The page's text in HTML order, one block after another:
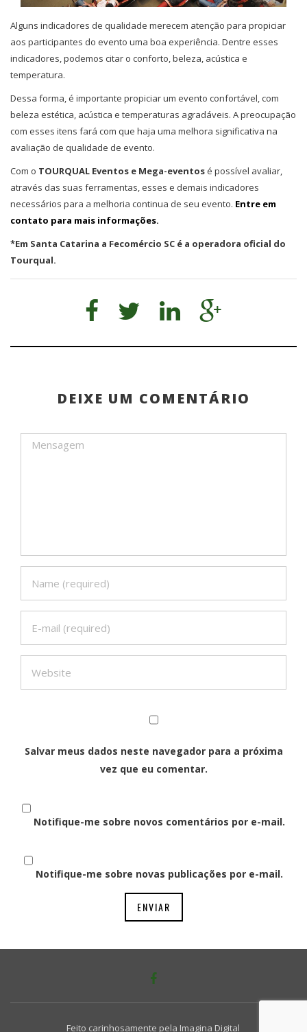
Alguns indicadores de qualidade merecem atenção para propiciar
aos participantes do evento uma boa experiência. Dentre esses
indicadores, podemos citar o conforto, beleza, acústica e
temperatura.
Dessa forma, é importante propiciar um evento confortável, com
beleza estética, acústica e temperaturas agradáveis. A preocupação
com esses itens fará com que haja uma melhora significativa na
avaliação de qualidade de evento.
Com o TOURQUAL Eventos e Mega-eventos é possível avaliar,
através das suas ferramentas, esses e demais indicadores
necessários para a melhoria continua de seu evento. Entre em
contato para mais informações.
*Em Santa Catarina a Fecomércio SC é a operadora oficial do
Tourqual.
DEIXE UM COMENTÁRIO
Salvar meus dados neste navegador para a próxima
vez que eu comentar.
Notifique-me sobre novos comentários por e-mail.
Notifique-me sobre novas publicações por e-mail.
Feito carinhosamente pela Imagina Digital